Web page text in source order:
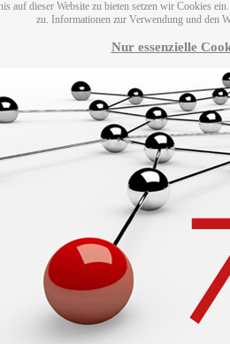
auf dieser Website zu bieten setzen wir Cookies
zu. Informationen zur Verwendung und den
Nur essenzielle